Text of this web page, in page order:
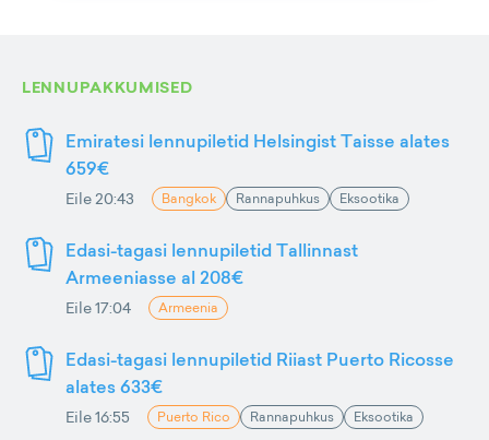
LENNUPAKKUMISED
Emiratesi lennupiletid Helsingist Taisse alates
659€
Eile 20:43 Bangkok Rannapuhkus Eksootika
Edasi-tagasi lennupiletid Tallinnast
Armeeniasse al 208€
Eile 17:04 Armeenia
Edasi-tagasi lennupiletid Riiast Puerto Ricosse
alates 633€
Eile 16:55 Puerto Rico Rannapuhkus Eksootika